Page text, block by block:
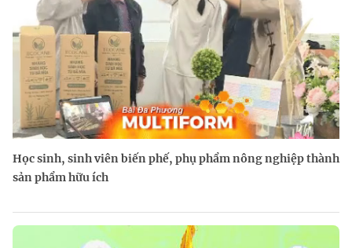
Học sinh, sinh viên biến phế, phụ phẩm nông nghiệp thành
sản phẩm hữu ích